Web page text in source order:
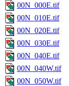
00N_000E.tif
00N_010E.tif
00N_020E.tif
00N_030E.tif
00N_040E.tif
00N_040W.tif
00N_050W.tif